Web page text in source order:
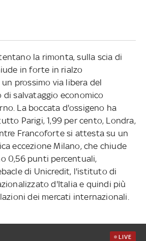
la rimonta, sulla scia di
in forte in rialzo
prossimo via libera del
di salvataggio economico
La boccata d'ossigeno ha
Parigi, 1,99 per cento, Londra,
Francoforte si attesta su un
eccezione Milano, che chiude
0,56 punti percentuali,
di Unicredit, l'istituto di
d'Italia e quindi più
dei mercati internazionali.
LIVE